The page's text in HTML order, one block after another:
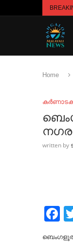
Home
written by